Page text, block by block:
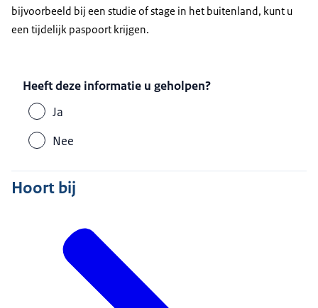
bijvoorbeeld bij een studie of stage in het buitenland, kunt u
een tijdelijk paspoort krijgen.
Heeft deze informatie u geholpen?
Ja
Nee
Hoort bij